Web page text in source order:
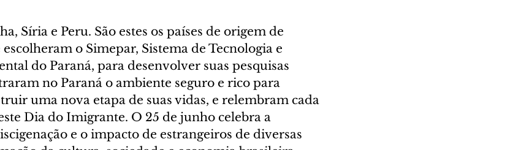
Síria e Peru. São estes os países de origem de
o Simepar, Sistema de Tecnologia e
do Paraná, para desenvolver suas pesquisas
no Paraná o ambiente seguro e rico para
uma nova etapa de suas vidas, e relembram cada
Dia do Imigrante. O 25 de junho celebra a
e o impacto de estrangeiros de diversas